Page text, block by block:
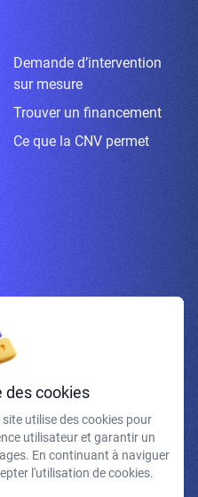
Demande d’intervention
sur mesure
Trouver un financement
Ce que la CNV permet
la newsletter
avoir pris connaissance de
et mentions légales.
des cookies
utilise des cookies pour
utilisateur et garantir un
En continuant à naviguer
l'utilisation de cookies.